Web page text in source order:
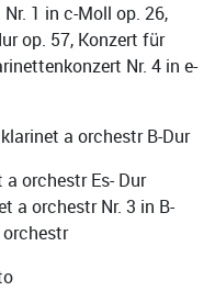
1 in c-Moll op. 26,
op. 57, Konzert für
Nr. 4 in e-
a orchestr B-Dur
a orchestr Es- Dur
a orchestr Nr. 3 in B-
orchestr